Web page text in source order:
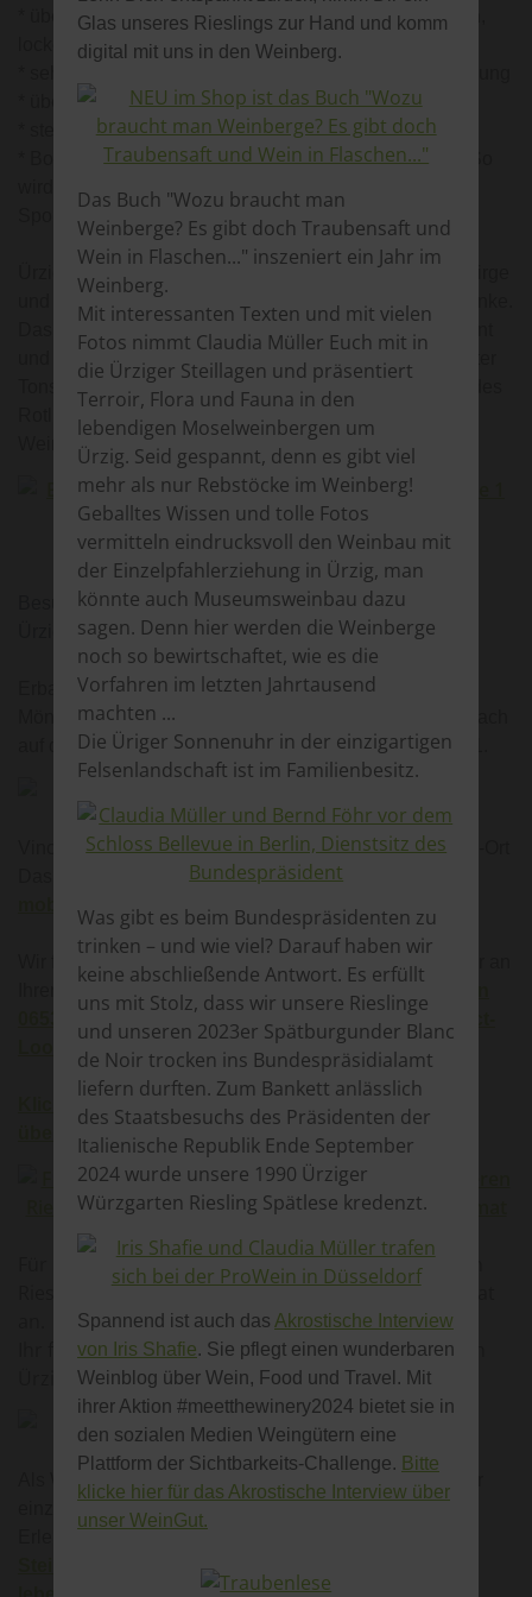
Glas unseres Rieslings zur Hand und komm
digital mit uns in den Weinberg.
Das Buch "Wozu braucht man
Weinberge? Es gibt doch Traubensaft und
Wein in Flaschen..." inszeniert ein Jahr im
Weinberg.
Mit interessanten Texten und mit vielen
Fotos nimmt Claudia Müller Euch mit in
die Ürziger Steillagen und präsentiert
Terroir, Flora und Fauna in den
lebendigen Moselweinbergen um
Ürzig. Seid gespannt, denn es gibt viel
mehr als nur Rebstöcke im Weinberg!
Geballtes Wissen und tolle Fotos
vermitteln eindrucksvoll den Weinbau mit
der Einzelpfahlerziehung in Ürzig, man
könnte auch Museumsweinbau dazu
sagen. Denn hier werden die Weinberge
noch so bewirtschaftet, wie es die
Vorfahren im letzten Jahrtausend
machten ...
Die Üriger Sonnenuhr in der einzigartigen
Felsenlandschaft ist im Familienbesitz.
Was gibt es beim Bundespräsidenten zu
trinken – und wie viel? Darauf haben wir
keine abschließende Antwort. Es erfüllt
uns mit Stolz, dass wir unsere Rieslinge
und unseren 2023er Spätburgunder Blanc
de Noir trocken ins Bundespräsidialamt
liefern durften. Zum Bankett anlässlich
des Staatsbesuchs des Präsidenten der
Italienische Republik Ende September
2024 wurde unsere 1990 Ürziger
Würzgarten Riesling Spätlese kredenzt.
Spannend ist auch das Akrostische Interview
von Iris Shafie. Sie pflegt einen wunderbaren
Weinblog über Wein, Food und Travel. Mit
ihrer Aktion #meetthewinery2024 bietet sie in
den sozialen Medien Weingütern eine
Plattform der Sichtbarkeits-Challenge. Bitte
klicke hier für das Akrostische Interview über
unser WeinGut.
* überwiegend wurzelechte Riesling-Reben mit kleinen,
lockerbeerigen Trauben
* überwiegend in Handarbeit und nah an der Natur.
* steile Weinberge mit einer Hangneigung von bis 68°
* Bodenarbeiten machen wir wo es geht mechanisch. So
wird der Boden gelockert und gleichzeitig die
Spontanbegrünung entwurzelt.
Ürzig gehört geologisch zum Rheinischen Schiefergebirge
und liegt zugleich an einem Ausläufer der Wittlicher Senke.
Das macht den Boden in den Weinbergen so interessant
und die Weintrauben und ihre Weine so spannend. Roter
Tonschiefer, Hunsrückschiefer, Rhyolith, Konglomerat des
Rotliegenden und Feuersandstein, daraus besteht der
Weinbergsboden in Ürzig.
Besuch uns im WeinGut in der Würzgartenstraße 1 in
Erbaut wurde das stattliche Patrizierhaus 1786 von
Mönchen der ehemaligen Augustiner Abtei Springiersbach
auf den Grundmauern eines Gewölbekellers anno 1511.
Vino im Wingert oder eine private Weinbar am Wunsch-Ort
Das WeinGut Benedict Loosen Erben bringt mit der
mobilen Vinothek
Lebensfreude auf drei Rädern.
Wir fahren wir zu Ihnen und bieten eine private Weinbar an
Infofon 0160 84 28 967 oder
06532 / 945 90 92
oder per Mail an
Riesling@Benedict-
Loosen-Erben.de
Klicke hier, so schön schreibt verraten-verkauft.de
über unsere Wein-Biene.
Für unsere Weinfreunde in Ürzig bieten wir unseren
Riesling gekühlt 24/7 in einem Wein-Verkaufsautomat
Ihr findet den Automat in der Würzgartenstraße 1 in
Als Winzer sehen wir uns als Landschaftspfleger dieser
einzigartigen Wein-KulturLandschaft Mosel.